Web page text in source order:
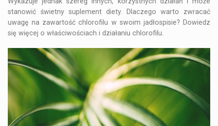
stanowić świetny suplement diety. Dlaczego warto zwracać
uwagę na zawartość chlorofilu w swoim jadłospisie? Dowiedz
się więcej o właściwościach i działaniu chlorofilu